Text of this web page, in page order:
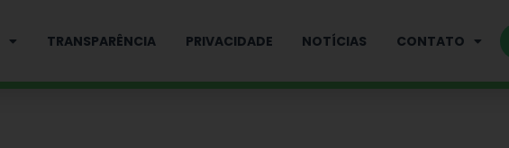
TRANSPARÊNCIA PRIVACIDADE NOTÍCIAS CONTATO